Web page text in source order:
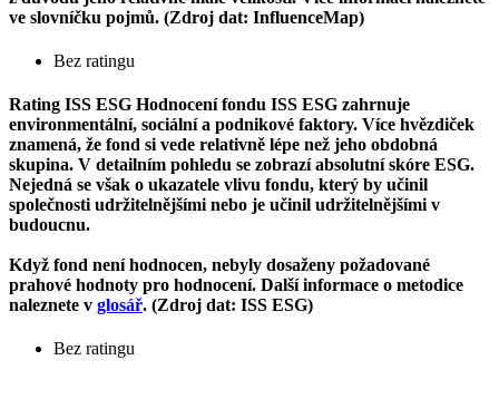
ve slovníčku pojmů. (Zdroj dat: InfluenceMap)
Bez ratingu
Rating ISS ESG Hodnocení fondu ISS ESG zahrnuje
environmentální, sociální a podnikové faktory. Více hvězdiček
znamená, že fond si vede relativně lépe než jeho obdobná
skupina. V detailním pohledu se zobrazí absolutní skóre ESG.
Nejedná se však o ukazatele vlivu fondu, který by učinil
společnosti udržitelnějšími nebo je učinil udržitelnějšími v
budoucnu.
Když fond není hodnocen, nebyly dosaženy požadované
prahové hodnoty pro hodnocení. Další informace o metodice
naleznete v glosář. (Zdroj dat: ISS ESG)
Bez ratingu